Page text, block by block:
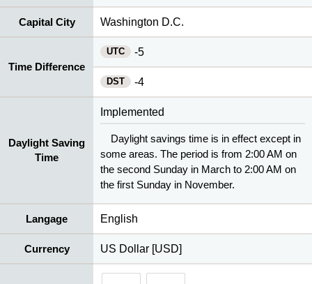
Capital City Washington D.C.
Time Difference
UTC -5
DST -4
Daylight Saving
Time
Implemented
Daylight savings time is in effect except in
some areas. The period is from 2:00 AM on
the second Sunday in March to 2:00 AM on
the first Sunday in November.
Langage English
Currency US Dollar [USD]